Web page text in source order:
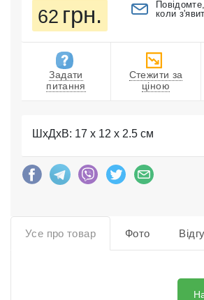
62 грн.
Повідомте,
коли
Задати
питання
Стежити за
ціною
ШхДхВ: 17 x 12 x 2.5 см
Усе про товар Фото